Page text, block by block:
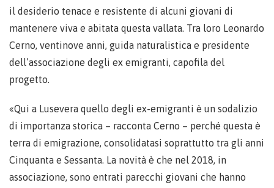
il desiderio tenace e resistente di alcuni giovani di
mantenere viva e abitata questa vallata. Tra loro Leonardo
Cerno, ventinove anni, guida naturalistica e presidente
dell’associazione degli ex emigranti, capofila del
progetto.
«Qui a Lusevera quello degli ex-emigranti è un sodalizio
di importanza storica – racconta Cerno – perché questa è
terra di emigrazione, consolidatasi soprattutto tra gli anni
Cinquanta e Sessanta. La novità è che nel 2018, in
associazione, sono entrati parecchi giovani che hanno